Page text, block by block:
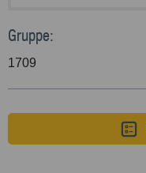
Gruppe:
1709